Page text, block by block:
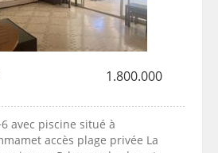
1.800.000
avec piscine situé à
accès plage privée La